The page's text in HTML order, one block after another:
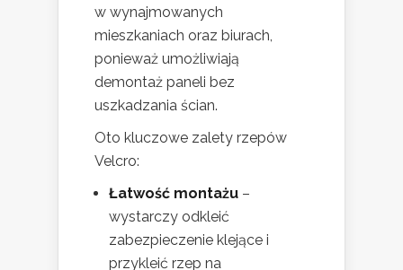
w wynajmowanych
mieszkaniach oraz biurach,
ponieważ umożliwiają
demontaż paneli bez
uszkadzania ścian.
Oto kluczowe zalety rzepów
Velcro:
Łatwość montażu –
wystarczy odkleić
zabezpieczenie klejące i
przykleić rzep na